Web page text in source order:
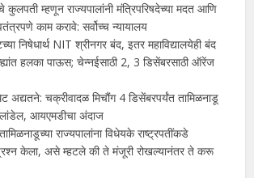
कुलपती म्हणून राज्यपालांनी मंत्रिपरिषदेच्या मदत आणि
काम करावे: सर्वोच्च न्यायालय
निषेधार्थ NIT श्रीनगर बंद, इतर महाविद्यालयेही बंद
हलका पाऊस; चेन्नईसाठी 2, 3 डिसेंबरसाठी ऑरेंज
अद्यतने: चक्रीवादळ मिचौंग 4 डिसेंबरपर्यंत तामिळनाडू
आयएमडीचा अंदाज
राज्यपालांना विधेयके राष्ट्रपतींकडे
प्रश्न केला, असे म्हटले की ते मंजूरी रोखल्यानंतर ते करू